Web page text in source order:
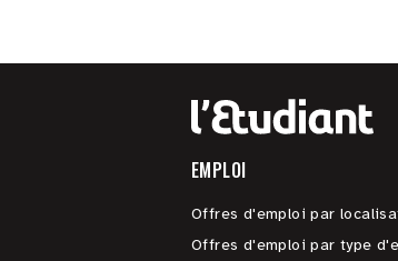
EMPLOI
Offres d'emploi par
Offres d'emploi par type